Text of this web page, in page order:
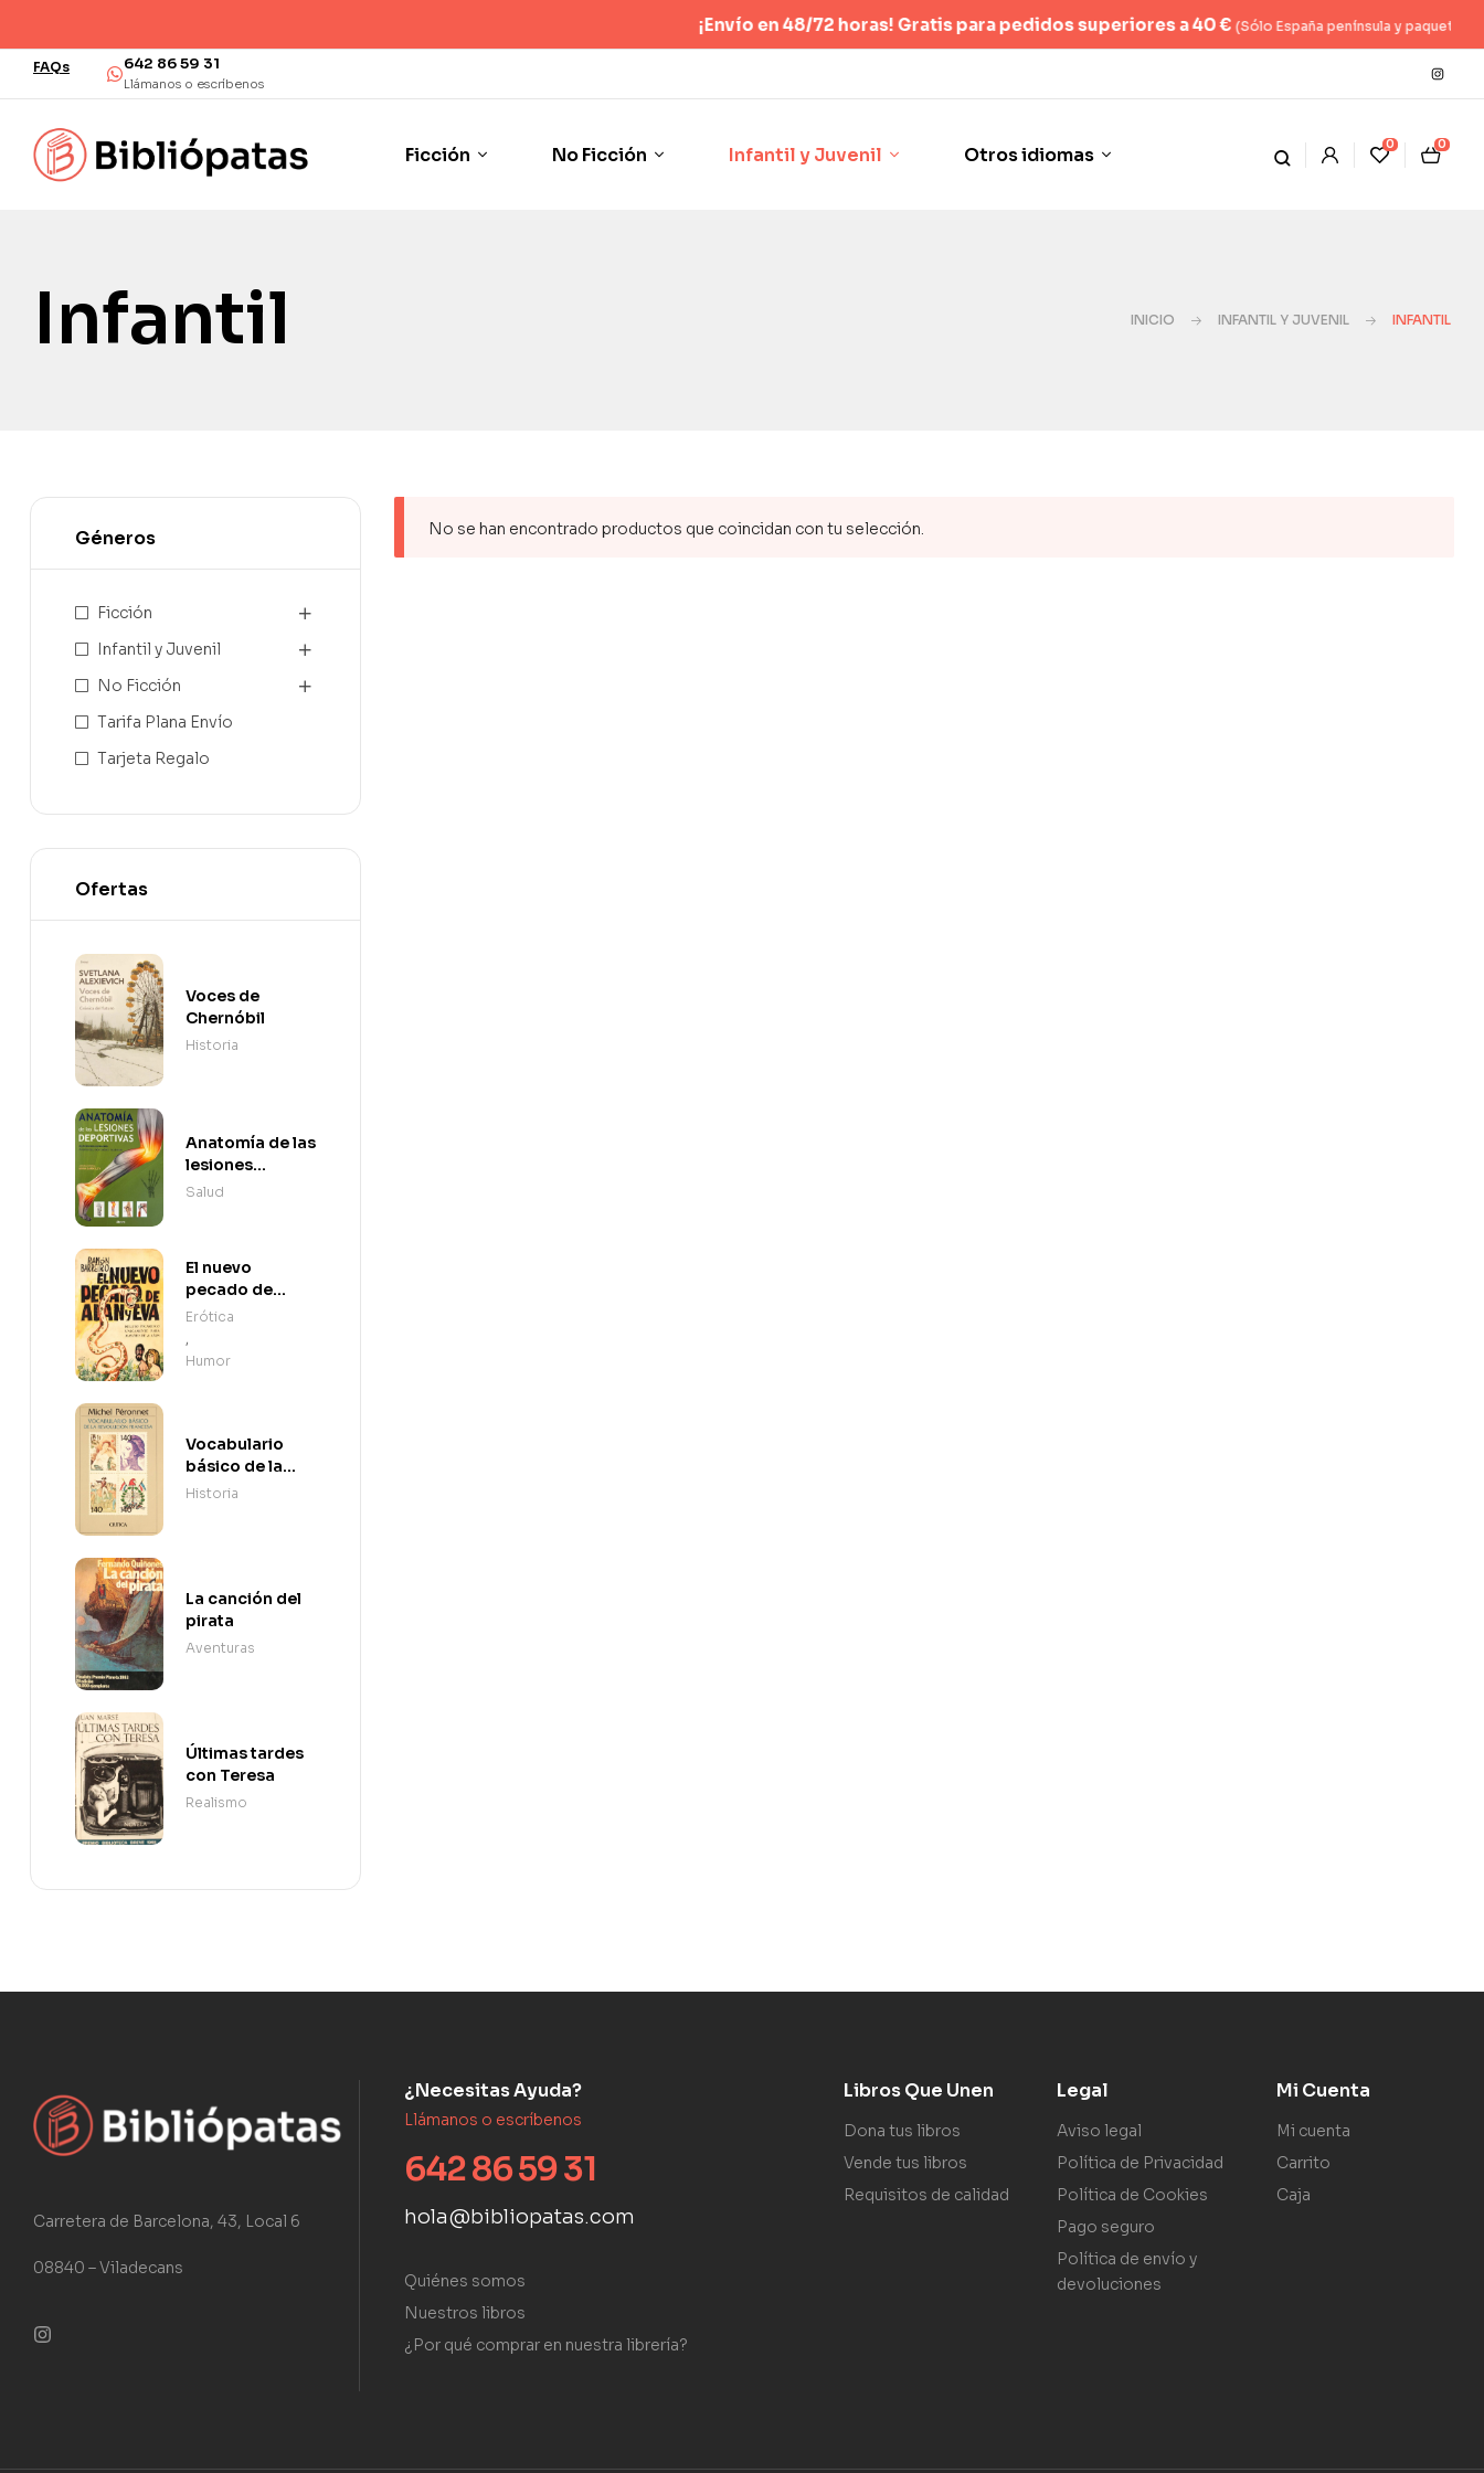
¡Envío en 48/72 horas! Gratis para pedidos superiores a 40 €(Sólo España península y paquete hasta 2kg)
FAQs 642 86 59 31
Llámanos o escríbenos
Ficción No Ficción Infantil y Juvenil Otros idiomas 0 0
Infantil INICIO INFANTIL Y JUVENIL INFANTIL
No se han encontrado productos que coincidan con tu selección.
Géneros
Ficción
Infantil y Juvenil
No Ficción
Tarifa Plana Envío
Tarjeta Regalo
Ofertas
Voces de
Chernóbil
Historia
Anatomía de las
lesiones
deportivas
Salud
El nuevo
pecado de
Adán y Eva
Erótica
,
Humor
Vocabulario
básico de la
Revolución
Historia
La canción del
pirata
Aventuras
Últimas tardes
con Teresa
Realismo
Carretera de Barcelona, 43, Local 6
08840 – Viladecans
¿Necesitas Ayuda?
Llámanos o escríbenos
642 86 59 31
hola@bibliopatas.com
Quiénes somos
Nuestros libros
¿Por qué comprar en nuestra librería?
Libros Que Unen
Dona tus libros
Vende tus libros
Requisitos de calidad
Legal
Aviso legal
Política de Privacidad
Política de Cookies
Pago seguro
Política de envío y
devoluciones
Mi Cuenta
Mi cuenta
Carrito
Caja